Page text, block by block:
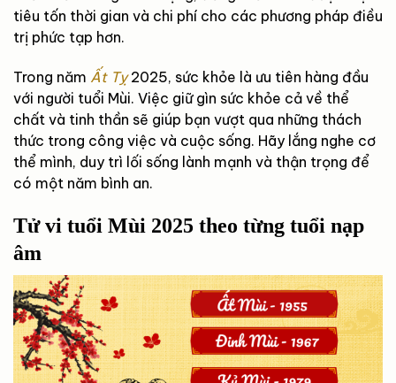
tiêu tốn thời gian và chi phí cho các phương pháp điều
trị phức tạp hơn.
Trong năm Ất Tỵ2025, sức khỏe là ưu tiên hàng đầu
với người tuổi Mùi. Việc giữ gìn sức khỏe cả về thể
chất và tinh thần sẽ giúp bạn vượt qua những thách
thức trong công việc và cuộc sống. Hãy lắng nghe cơ
thể mình, duy trì lối sống lành mạnh và thận trọng để
có một năm bình an.
Tử vi tuổi Mùi 2025 theo từng tuổi nạp
âm